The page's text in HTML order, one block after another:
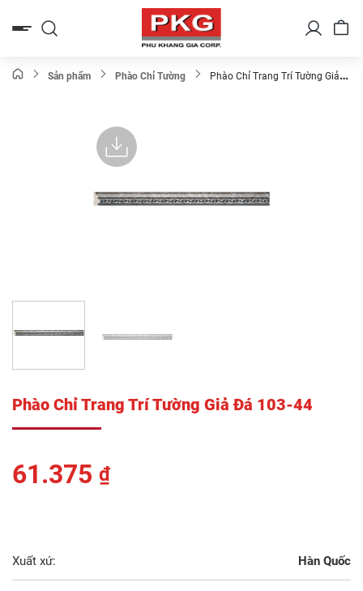
qua
Sản phẩm Phào Chỉ Tường
Phào Chỉ Trang Trí Tường Giả
Phào Chỉ Trang Trí Tường Giả Đá 103-44
61.375 ₫
Xuất xứ: Hàn Quốc